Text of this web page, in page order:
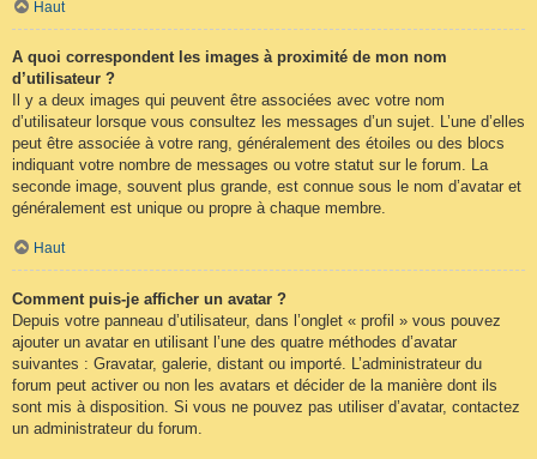
Haut
A quoi correspondent les images à proximité de mon nom
d’utilisateur ?
Il y a deux images qui peuvent être associées avec votre nom
d’utilisateur lorsque vous consultez les messages d’un sujet. L’une d’elles
peut être associée à votre rang, généralement des étoiles ou des blocs
indiquant votre nombre de messages ou votre statut sur le forum. La
seconde image, souvent plus grande, est connue sous le nom d’avatar et
généralement est unique ou propre à chaque membre.
Haut
Comment puis-je afficher un avatar ?
Depuis votre panneau d’utilisateur, dans l’onglet « profil » vous pouvez
ajouter un avatar en utilisant l’une des quatre méthodes d’avatar
suivantes : Gravatar, galerie, distant ou importé. L’administrateur du
forum peut activer ou non les avatars et décider de la manière dont ils
sont mis à disposition. Si vous ne pouvez pas utiliser d’avatar, contactez
un administrateur du forum.